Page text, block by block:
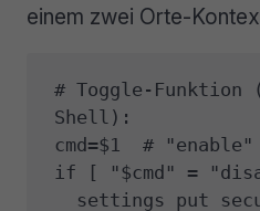
einem zwei Orte-
# Toggle-Funktion
Shell):
cmd=$1  #
if [ "$cmd" =